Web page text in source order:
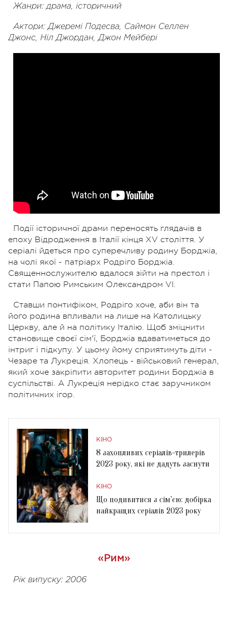
Жанри: драма, історичний
Актори: Джеремі Подесва, Саймон Селлен
Джонс, Ніл Джордан, Джон Мейбері
Події історичної драми переносять глядачів в
епоху Відродження в Італії кінця XV століття. У
серіалі йдеться про суперечливу родину Борджіа,
на чолі якої - патріарх Родріго Борджіа.
Священнослужителю вдалося зійти на престол і
стати Папою Римським Олександром VI.
Ставши понтифіком, Родріго хоче, аби він та
його родина впливали на лише на Католицьку
Церкву, але й на політику Італію. Щоб зміцнити
становище своєї сім'ї, Борджіа вдаватиметься до
інтриг і підкупу. У цьому йому сприятимуть діти -
Чезаре та Лукреція. Хлопець - військовий генерал,
який хоче закріпити авторитет родини Борджіа в
суспільстві. А Лукреція нерідко стає заручником
політичних ігор.
КІНО
8 захопливих серіалів-трилерів
2023 року, які не дадуть заснути
КІНО
Що подивитися з сім'єю: добірка
найкращих серіалів 2023 року
«Рим»
Рік випуску: 2006